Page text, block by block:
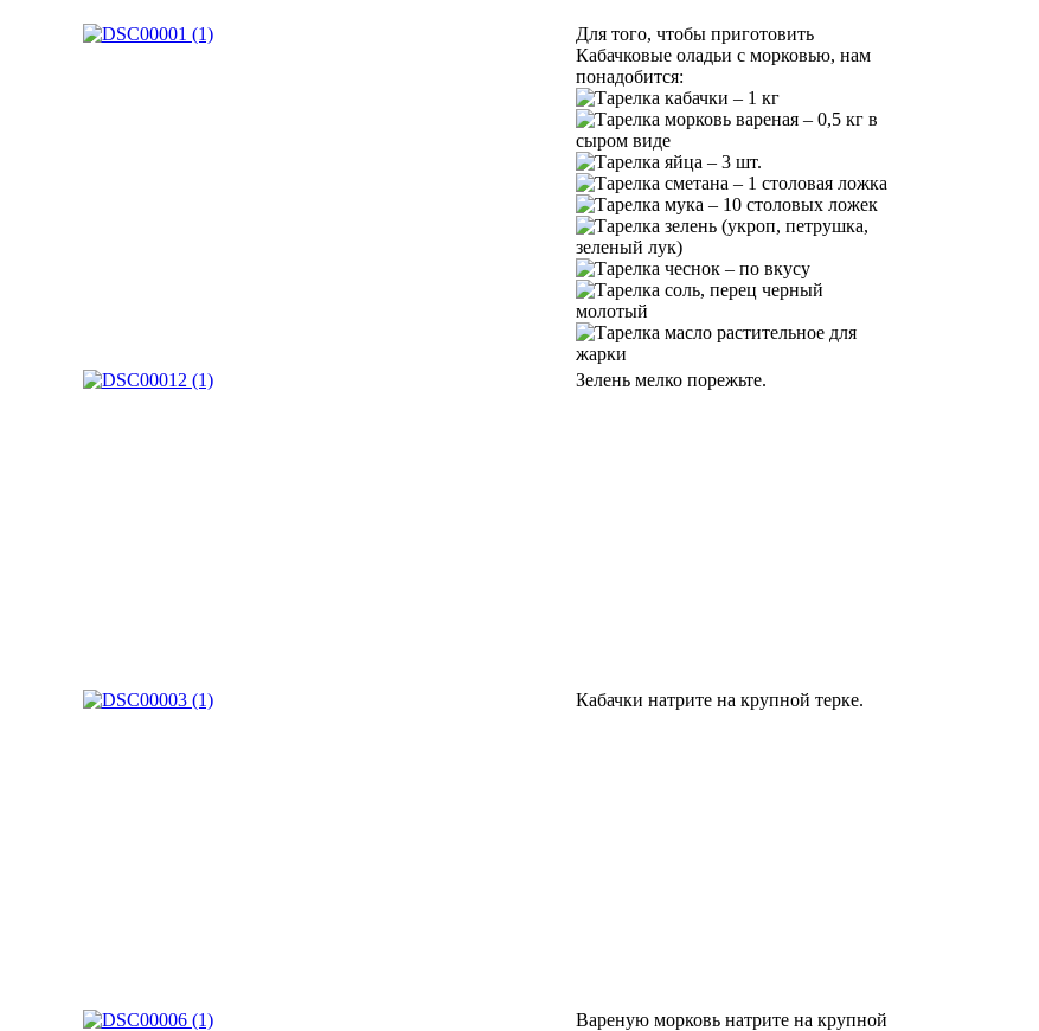
Для того, чтобы приготовить
Кабачковые оладьи с морковью, нам
понадобится:
кабачки – 1 кг
морковь вареная – 0,5 кг в
сыром виде
яйца – 3 шт.
сметана – 1 столовая ложка
мука – 10 столовых ложек
зелень (укроп, петрушка,
зеленый лук)
чеснок – по вкусу
соль, перец черный
молотый
масло растительное для
жарки
Зелень мелко порежьте.
Кабачки натрите на крупной терке.
Вареную морковь натрите на крупной